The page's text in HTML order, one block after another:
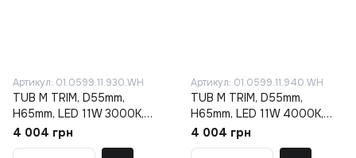
Артикул: 01.0599.11.930.WH
TUB M TRIM, D55mm,
H65mm, LED 11W 3000K,
IP44, белый
(01.0599.11.930.WH)
4 004 грн
Артикул: 01.0599.11.940.WH
TUB M TRIM, D55mm,
H65mm, LED 11W 4000K,
IP44, белый
(01.0599.11.940.WH)
4 004 грн